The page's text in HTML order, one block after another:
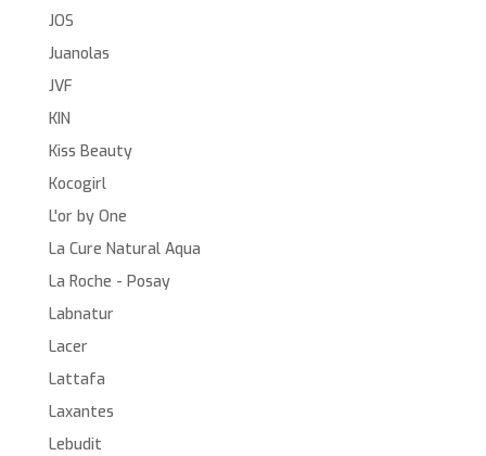
JOS
Juanolas
JVF
KIN
Kiss Beauty
Kocogirl
L'or by One
La Cure Natural Aqua
La Roche - Posay
Labnatur
Lacer
Lattafa
Laxantes
Lebudit